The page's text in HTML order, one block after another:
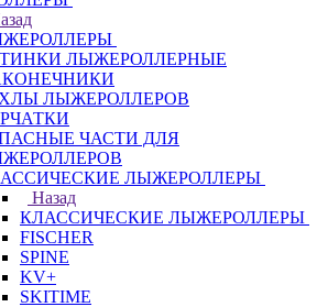
ЛЫЖЕРОЛЛЕРНЫЕ
ЛЫЖЕРОЛЛЕРОВ
ЧАСТИ ДЛЯ
ЛЫЖЕРОЛЛЕРЫ
Назад
КЛАССИЧЕСКИЕ ЛЫЖЕРОЛЛЕРЫ
FISCHER
SPINE
KV+
SKITIME